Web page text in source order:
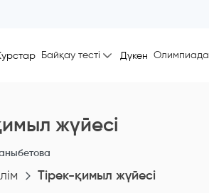
Байқау тесті Дүкен Олимпиада
жүйесі
Тірек-қимыл жүйесі